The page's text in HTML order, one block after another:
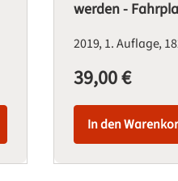
werden -
20191. Auflage
Regulärer Preis:
39,00 €
In den